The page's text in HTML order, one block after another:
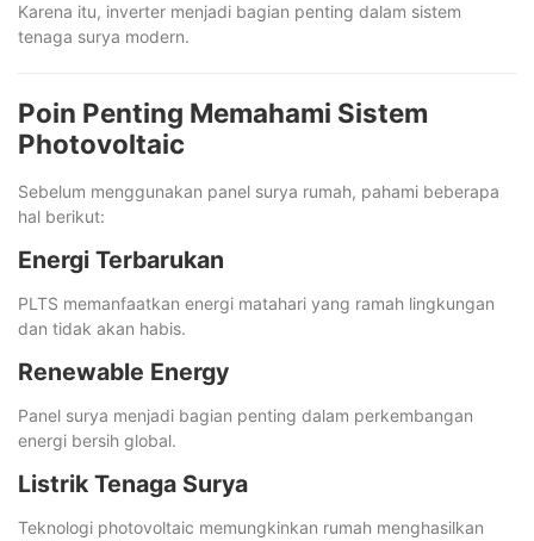
Karena itu, inverter menjadi bagian penting dalam sistem
tenaga surya modern.
Poin Penting Memahami Sistem
Photovoltaic
Sebelum menggunakan panel surya rumah, pahami beberapa
hal berikut:
Energi Terbarukan
PLTS memanfaatkan energi matahari yang ramah lingkungan
dan tidak akan habis.
Renewable Energy
Panel surya menjadi bagian penting dalam perkembangan
energi bersih global.
Listrik Tenaga Surya
Teknologi photovoltaic memungkinkan rumah menghasilkan